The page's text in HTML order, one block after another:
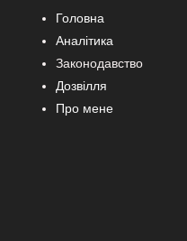
Головна
Аналітика
Законодавство
Дозвілля
Про мене